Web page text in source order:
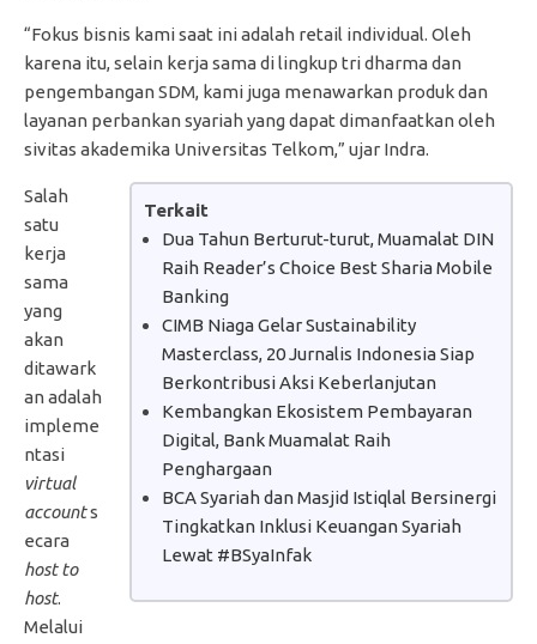
“Fokus bisnis kami saat ini adalah retail individual. Oleh
karena itu, selain kerja sama di lingkup tri dharma dan
pengembangan SDM, kami juga menawarkan produk dan
layanan perbankan syariah yang dapat dimanfaatkan oleh
sivitas akademika Universitas Telkom,” ujar Indra.
Terkait
Dua Tahun Berturut-turut, Muamalat DIN
Raih Reader’s Choice Best Sharia Mobile
Banking
CIMB Niaga Gelar Sustainability
Masterclass, 20 Jurnalis Indonesia Siap
Berkontribusi Aksi Keberlanjutan
Kembangkan Ekosistem Pembayaran
Digital, Bank Muamalat Raih
Penghargaan
BCA Syariah dan Masjid Istiqlal Bersinergi
Tingkatkan Inklusi Keuangan Syariah
Lewat #BSyaInfak
Salah
satu
kerja
sama
yang
akan
ditawark
an adalah
impleme
ntasi
virtual
accounts
ecara
host to
host.
Melalui